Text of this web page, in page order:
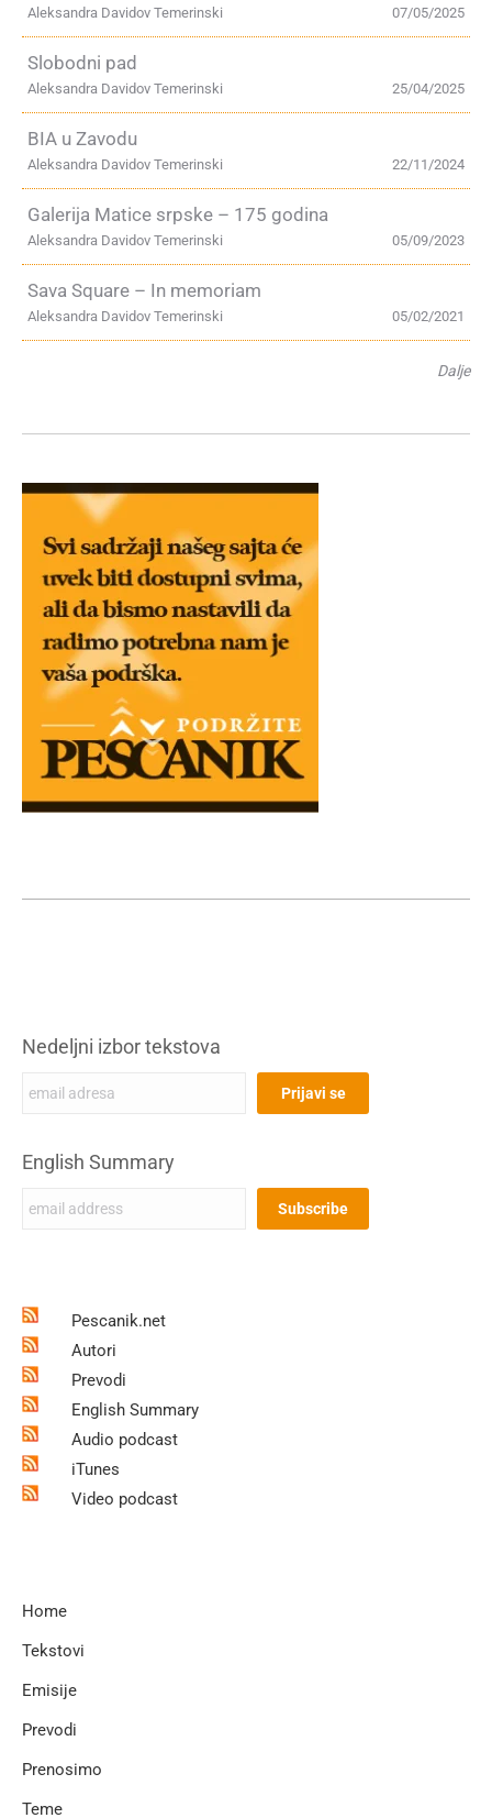
07/05/2025
Aleksandra Davidov Temerinski
Slobodni pad
25/04/2025
Aleksandra Davidov Temerinski
BIA u Zavodu
22/11/2024
Aleksandra Davidov Temerinski
Galerija Matice srpske – 175 godina
05/09/2023
Aleksandra Davidov Temerinski
Sava Square – In memoriam
05/02/2021
Aleksandra Davidov Temerinski
Dalje
Nedeljni izbor tekstova
English Summary
Pescanik.net
Autori
Prevodi
English Summary
Audio podcast
iTunes
Video podcast
Home
Tekstovi
Emisije
Prevodi
Prenosimo
Teme